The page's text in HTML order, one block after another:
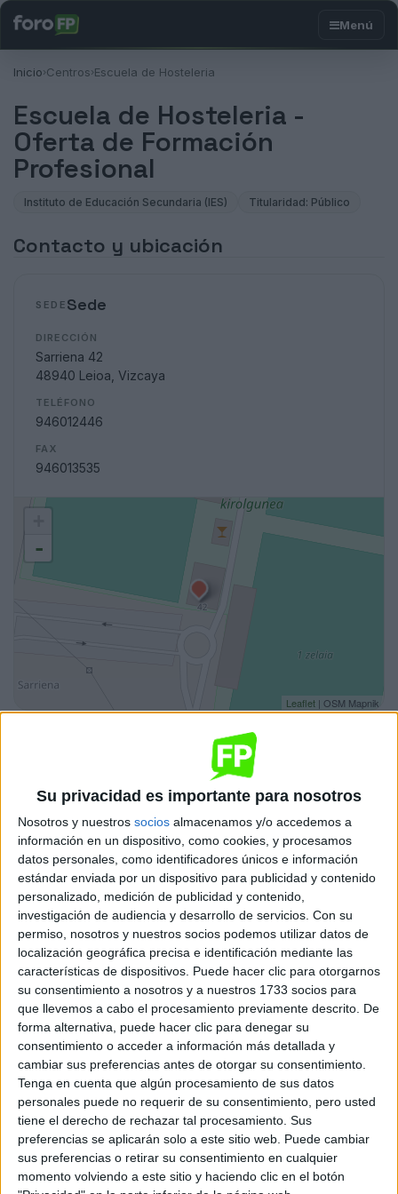
Su privacidad es importante para nosotros
Nosotros y nuestros socios almacenamos y/o accedemos a
información en un dispositivo, como cookies, y procesamos
datos personales, como identificadores únicos e información
estándar enviada por un dispositivo para publicidad y contenido
personalizado, medición de publicidad y contenido,
investigación de audiencia y desarrollo de servicios. Con su
permiso, nosotros y nuestros socios podemos utilizar datos de
localización geográfica precisa e identificación mediante las
características de dispositivos. Puede hacer clic para otorgarnos
su consentimiento a nosotros y a nuestros 1733 socios para
que llevemos a cabo el procesamiento previamente descrito. De
forma alternativa, puede hacer clic para denegar su
consentimiento o acceder a información más detallada y
cambiar sus preferencias antes de otorgar su consentimiento.
Tenga en cuenta que algún procesamiento de sus datos
personales puede no requerir de su consentimiento, pero usted
tiene el derecho de rechazar tal procesamiento. Sus
preferencias se aplicarán solo a este sitio web. Puede cambiar
sus preferencias o retirar su consentimiento en cualquier
momento volviendo a este sitio y haciendo clic en el botón
Inicio›Centros›Escuela de Hosteleria
Escuela de Hosteleria -
Oferta de Formación
Profesional
Instituto de Educación Secundaria (IES) Titularidad: Público
Contacto y ubicación
SEDE Sede
DIRECCIÓN
Sarriena 42
48940 Leioa, Vizcaya
TELÉFONO
946012446
FAX
946013535
-
Leaflet | OSM Mapnik
Ciclos de Grado Superior 2 ciclos
Dirección de Cocina
Leioa Grado Superior
HORARIODiurno
MODALIDAD Presencial
Dirección de Servicios en Restauración
Leioa Grado Superior
Diurno
Presencial
Ciclos de Grado Medio 3 ciclos